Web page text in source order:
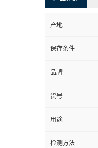
产地
保存条件
品牌
货号
用途
检测方法